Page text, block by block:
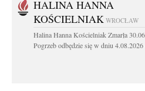
HALINA HANNA
KOŚCIELNIAK WROCŁAW
Halina Hanna Kościelniak Zmarła
Pogrzeb odbędzie się w dniu 4.08.2026